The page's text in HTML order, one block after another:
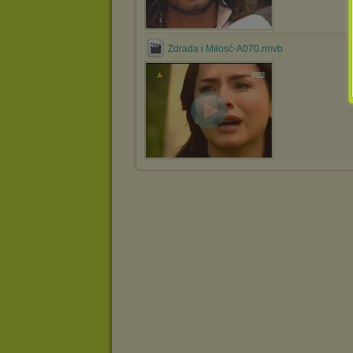
Zdrada i Miłosć-A070.rmvb